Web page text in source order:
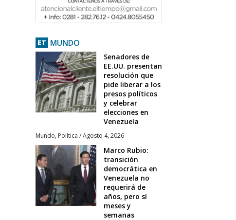
ET MUNDO
Senadores de
EE.UU. presentan
resolución que
pide liberar a los
presos políticos
y celebrar
elecciones en
Venezuela
Mundo, Política /Agosto 4, 2026
Marco Rubio:
transición
democrática en
Venezuela no
requerirá de
años, pero sí
meses y
semanas